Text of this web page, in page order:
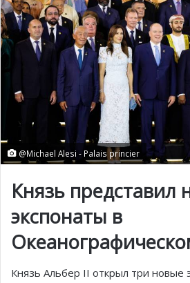
@Michael Alesi - Palais princier
Князь представил
экспонаты в
Князь Альбер II открыл три новые